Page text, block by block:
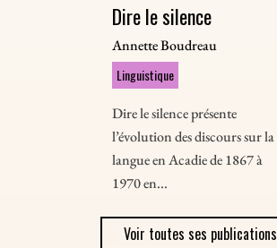
Dire le silence
Annette Boudreau
Linguistique
Dire le silence présente
l’évolution des discours sur la
langue en Acadie de 1867 à
1970 en...
Voir toutes ses publications